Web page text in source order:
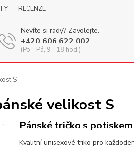
RECENZE
Nevíte si rady? Zavolejte.
+420 606 622 002
(Po - Pá, 9 - 18 hod.)
S
velikost S
Pánské tričko s potiskem
Kvalitní unisexové triko pro